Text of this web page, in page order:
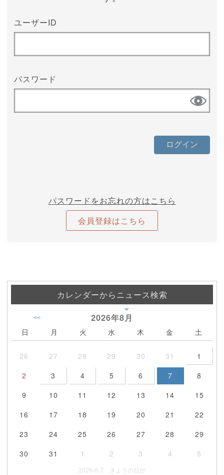
ユーザーID
パスワード
パスワードをお忘れの方はこちら
会員登録はこちら
カレンダーからニュース検索
2026年8月
<<
日 月 火 水 木 金 土
26 27 28 29 30 31
1
2
3 4 5 6 7
8
9
10 11 12 13 14
15
16
17 18 19 20 21
22
23
24 25 26 27 28
29
30
31 1 2 3 4 5
2026-8-7 きょうの日付